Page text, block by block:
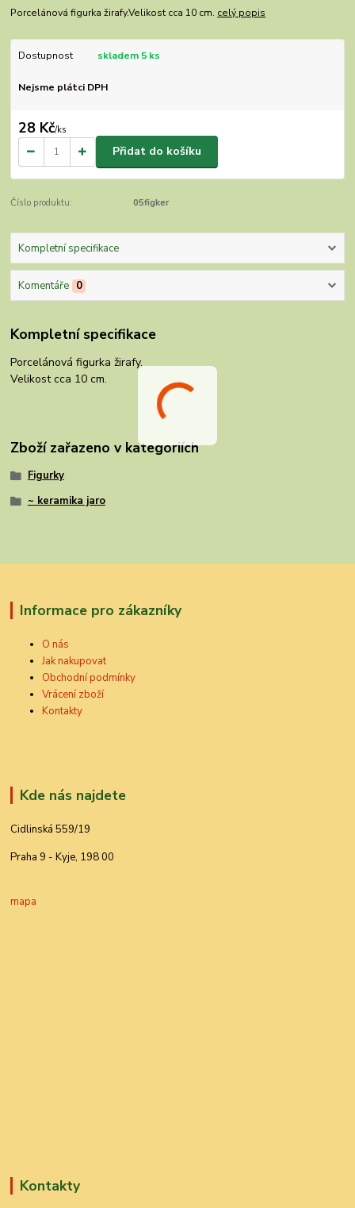
Porcelánová figurka žirafy.Velikost cca 10 cm. celý popis
Dostupnost skladem 5 ks
Nejsme plátci DPH
28 Kč/ks
Přidat do košíku
Číslo produktu: 05figker
Kompletní specifikace
Komentáře 0
Kompletní specifikace
Porcelánová figurka žirafy.
Velikost cca 10 cm.
Zboží zařazeno v kategoriích
Figurky
~ keramika jaro
Informace pro zákazníky
O nás
Jak nakupovat
Obchodní podmínky
Vrácení zboží
Kontakty
Kde nás najdete
Cidlinská 559/19
Praha 9 - Kyje, 198 00
mapa
Kontakty